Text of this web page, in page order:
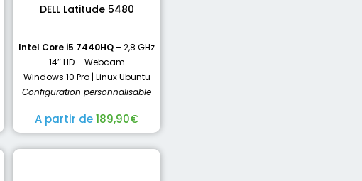
DELL Latitude 5480
Intel Core i5 7440HQ– 2,8 GHz
14″ HD – Webcam
Windows 10 Pro | Linux Ubuntu
Configuration personnalisable
A partir de189,90€